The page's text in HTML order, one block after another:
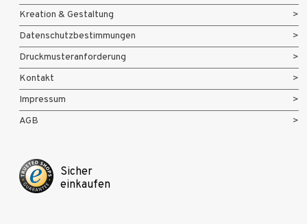
Kreation & Gestaltung
Datenschutzbestimmungen
Druckmusteranforderung
Kontakt
Impressum
AGB
Sicher
einkaufen